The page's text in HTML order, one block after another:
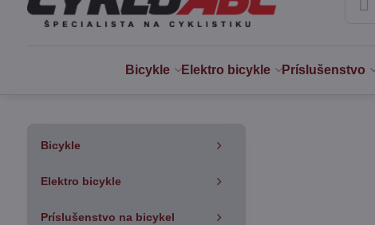
Bicykle Elektro bicykle Príslušenstvo
Bicykle
Elektro bicykle
Príslušenstvo na bicykel